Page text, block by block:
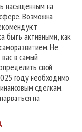
насыщенным на
Возможна
быть активными, как
Не
в самый
свой
году необходимо
сделкам.
на